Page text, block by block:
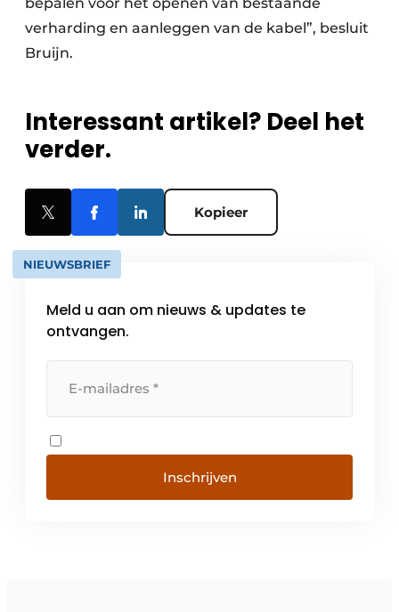
verharding en aanleggen van de kabel”, besluit
Bruijn.
Interessant artikel? Deel het
verder.
Kopieer
NIEUWSBRIEF
Meld u aan om nieuws & updates te
ontvangen.
Inschrijven